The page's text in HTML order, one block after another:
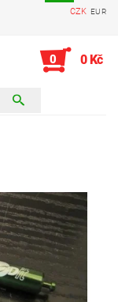
CZK EUR
0 0 Kč